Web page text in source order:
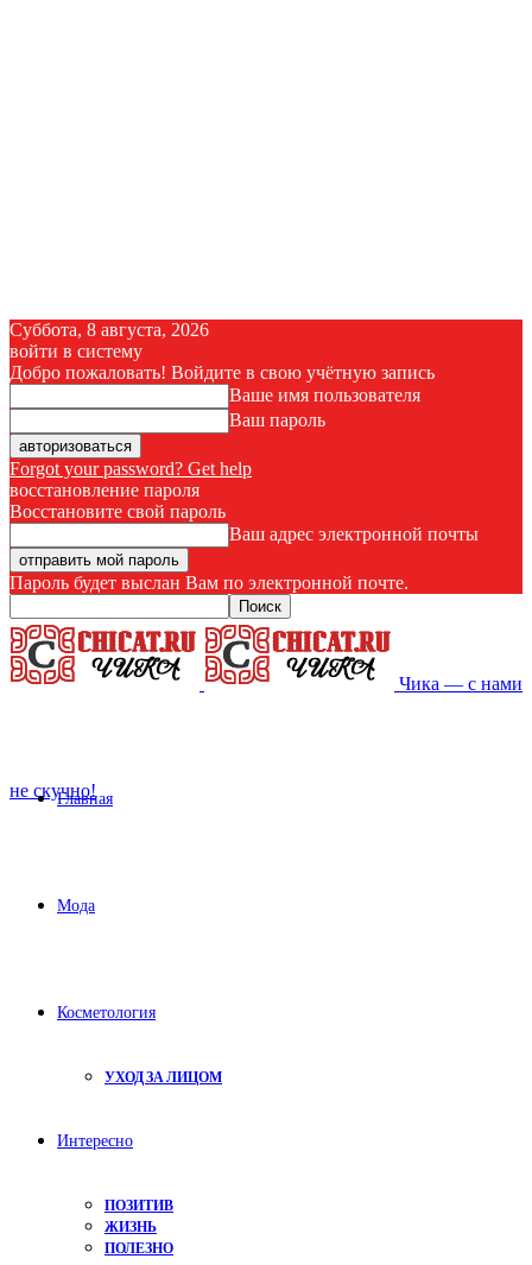
Суббота, 8 августа, 2026
войти в систему
Добро пожаловать! Войдите в свою учётную запись
Ваше имя пользователя
Ваш пароль
Forgot your password? Get help
восстановление пароля
Восстановите свой пароль
Ваш адрес электронной почты
Пароль будет выслан Вам по электронной почте.
Чика — с нами
не скучно!
Главная
Мода
Косметология
УХОД ЗА ЛИЦОМ
Интересно
ПОЗИТИВ
ЖИЗНЬ
ПОЛЕЗНО